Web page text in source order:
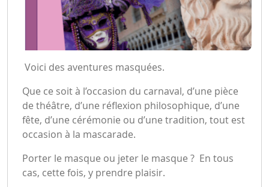
Voici des aventures masquées.
Que ce soit à l’occasion du carnaval, d’une pièce
de théâtre, d’une réflexion philosophique, d’une
fête, d’une cérémonie ou d’une tradition, tout est
occasion à la mascarade.
Porter le masque ou jeter le masque ? En tous
cas, cette fois, y prendre plaisir.